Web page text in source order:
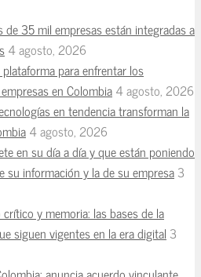
de 35 mil empresas están integradas a
4 agosto, 2026
para enfrentar los
en Colombia4 agosto, 2026
en tendencia transforman la
4 agosto, 2026
en su día a día y que están poniendo
su información y la de su empresa3
y memoria: las bases de la
siguen vigentes en la era digital 3